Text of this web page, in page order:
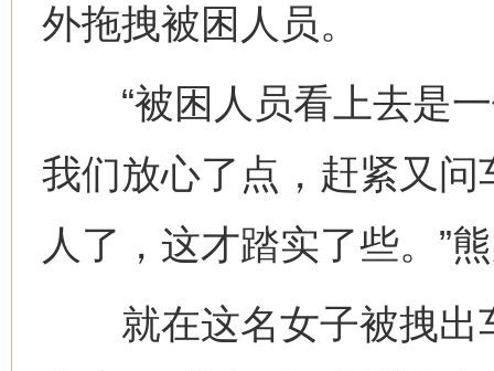
外拖拽被困人员。
“被困人员看上去是一
我们放心了点，赶紧又
人了，这才踏实了些。”
就在这名女子被拽出